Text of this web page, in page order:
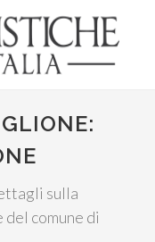
sulla
comune di